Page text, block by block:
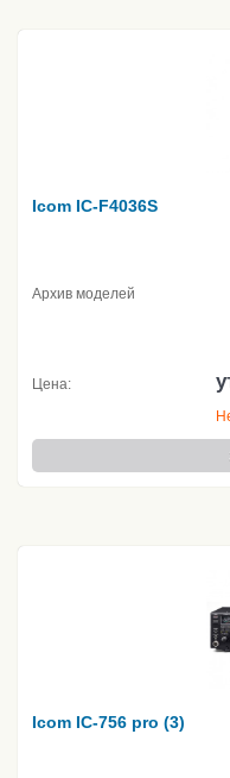
Icom IC-F4036S
Архив моделей
Цена:
Icom IC-756 pro (3)